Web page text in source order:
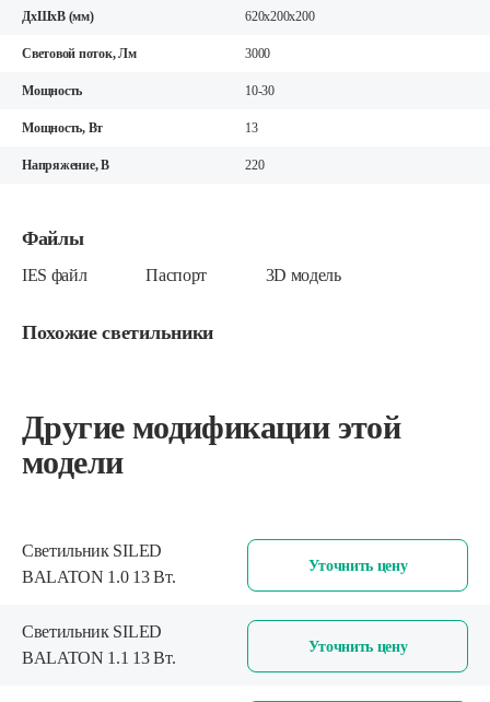
ДхШхВ (мм) 620x200x200
Световой поток, Лм 3000
Мощность 10-30
Мощность, Вт 13
Напряжение, В 220
Файлы
IES файл Паспорт 3D модель
Похожие светильники
Другие модификации этой
модели
Светильник SILED
BALATON 1.0 13 Вт.
Уточнить цену
Светильник SILED
BALATON 1.1 13 Вт.
Уточнить цену